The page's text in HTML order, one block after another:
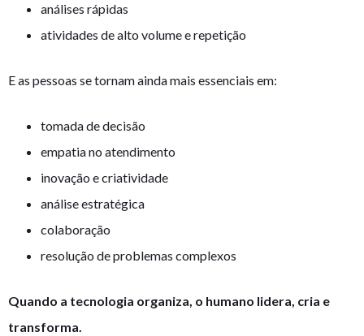
análises rápidas
atividades de alto volume e repetição
E as pessoas se tornam ainda mais essenciais em:
tomada de decisão
empatia no atendimento
inovação e criatividade
análise estratégica
colaboração
resolução de problemas complexos
Quando a tecnologia organiza, o humano lidera, cria e
transforma.